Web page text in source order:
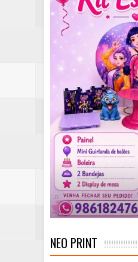
NEO PRINT